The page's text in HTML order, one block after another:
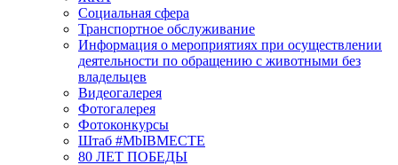
Социальная сфера
Транспортное обслуживание
Информация о мероприятиях при осуществлении
деятельности по обращению с животными без
владельцев
Видеогалерея
Фотогалерея
Фотоконкурсы
Штаб #MbIBMECTE
80 ЛЕТ ПОБЕДЫ